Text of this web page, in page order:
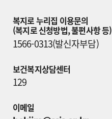
복지로 누리집 이용문의
(복지로 신청방법, 불편사항 등)
1566-0313(발신자부담)
보건복지상담센터
129
이메일